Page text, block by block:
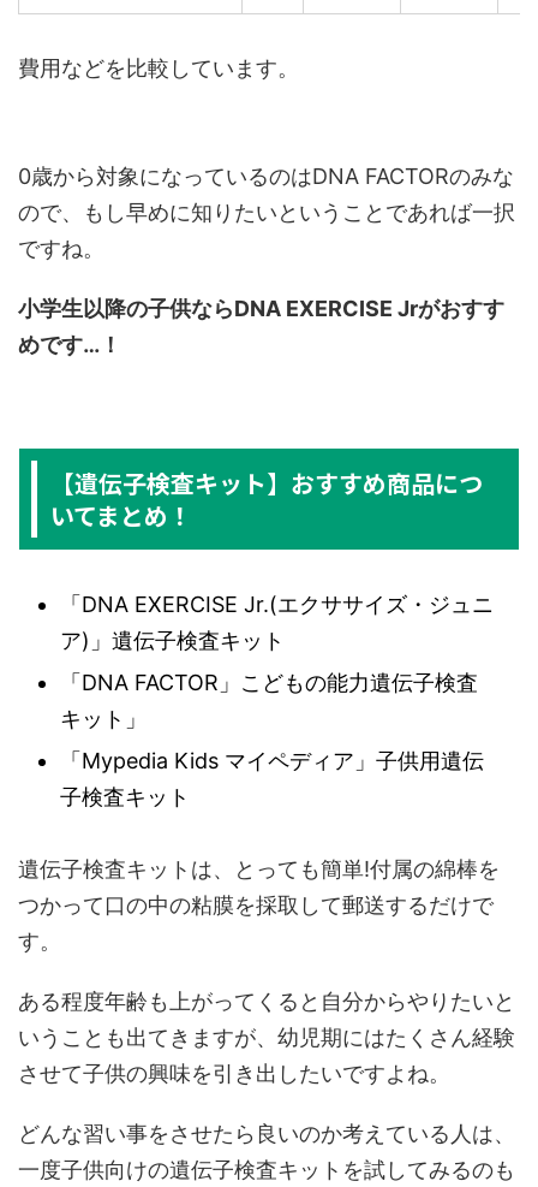
費用などを比較しています。
0歳から対象になっているのはDNA FACTORのみな
ので、もし早めに知りたいということであれば一択
ですね。
小学生以降の子供ならDNA EXERCISE Jrがおすす
めです…！
【遺伝子検査キット】おすすめ商品につ
いてまとめ！
「DNA EXERCISE Jr.(エクササイズ・ジュニ
ア)」遺伝子検査キット
「DNA FACTOR」こどもの能力遺伝子検査
キット」
「Mypedia Kids マイペディア」子供用遺伝
子検査キット
遺伝子検査キットは、とっても簡単!付属の綿棒を
つかって口の中の粘膜を採取して郵送するだけで
す。
ある程度年齢も上がってくると自分からやりたいと
いうことも出てきますが、幼児期にはたくさん経験
させて子供の興味を引き出したいですよね。
どんな習い事をさせたら良いのか考えている人は、
一度子供向けの遺伝子検査キットを試してみるのも